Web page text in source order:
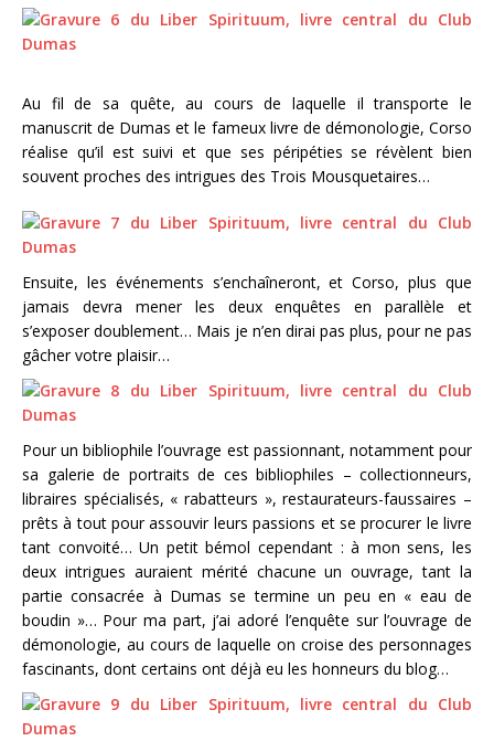
Au fil de sa quête, au cours de laquelle il transporte le
manuscrit de Dumas et le fameux livre de démonologie, Corso
réalise qu’il est suivi et que ses péripéties se révèlent bien
souvent proches des intrigues des Trois Mousquetaires…
Ensuite, les événements s’enchaîneront, et Corso, plus que
jamais devra mener les deux enquêtes en parallèle et
s’exposer doublement… Mais je n’en dirai pas plus, pour ne pas
gâcher votre plaisir…
Pour un bibliophile l’ouvrage est passionnant, notamment pour
sa galerie de portraits de ces bibliophiles – collectionneurs,
libraires spécialisés, « rabatteurs », restaurateurs-faussaires –
prêts à tout pour assouvir leurs passions et se procurer le livre
tant convoité… Un petit bémol cependant : à mon sens, les
deux intrigues auraient mérité chacune un ouvrage, tant la
partie consacrée à Dumas se termine un peu en « eau de
boudin »… Pour ma part, j’ai adoré l’enquête sur l’ouvrage de
démonologie, au cours de laquelle on croise des personnages
fascinants, dont certains ont déjà eu les honneurs du blog…